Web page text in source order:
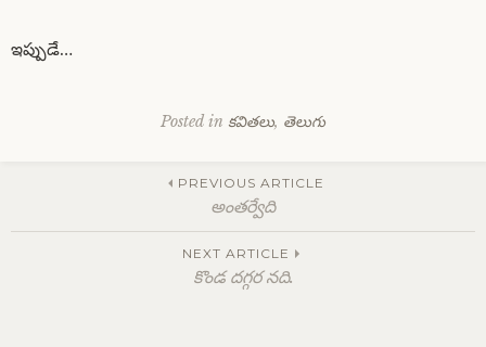
ఇప్పుడే…
Posted in కవితలు, తెలుగు
navigation
PREVIOUS ARTICLE
అంతర్వేది
NEXT ARTICLE
కొండ దగ్గర నది.